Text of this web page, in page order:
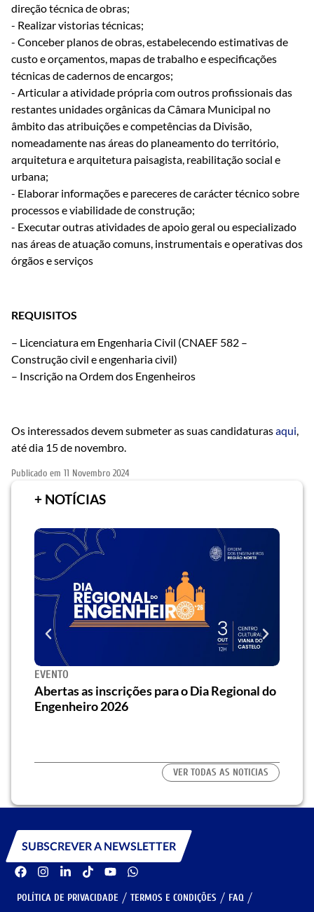
direção técnica de obras;
- Realizar vistorias técnicas;
- Conceber planos de obras, estabelecendo estimativas de
custo e orçamentos, mapas de trabalho e especificações
técnicas de cadernos de encargos;
- Articular a atividade própria com outros profissionais das
restantes unidades orgânicas da Câmara Municipal no
âmbito das atribuições e competências da Divisão,
nomeadamente nas áreas do planeamento do território,
arquitetura e arquitetura paisagista, reabilitação social e
urbana;
- Elaborar informações e pareceres de carácter técnico sobre
processos e viabilidade de construção;
- Executar outras atividades de apoio geral ou especializado
nas áreas de atuação comuns, instrumentais e operativas dos
órgãos e serviços
REQUISITOS
– Licenciatura em Engenharia Civil (CNAEF 582 –
Construção civil e engenharia civil)
– Inscrição na Ordem dos Engenheiros
Os interessados devem submeter as suas candidaturasaqui,
até dia 15 de novembro.
Publicado em 11 Novembro 2024
+ NOTÍCIAS
EVENTO
Abertas as inscrições para o Dia Regional do
Engenheiro 2026
VER TODAS AS NOTICIAS
SUBSCREVER A NEWSLETTER
POLÍTICA DE PRIVACIDADE TERMOS E CONDIÇÕES FAQ